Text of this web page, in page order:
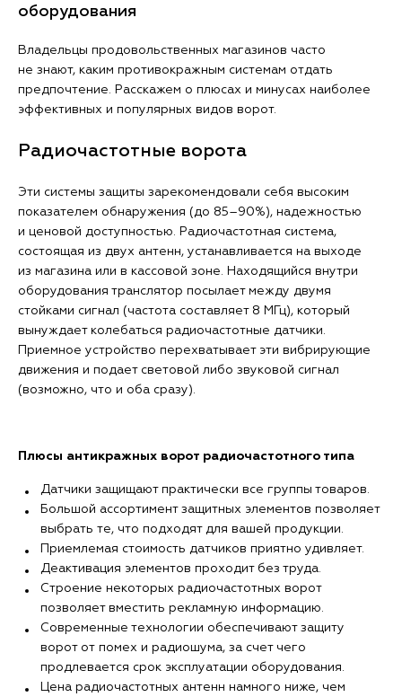
оборудования
Владельцы продовольственных магазинов часто
не знают, каким противокражным системам отдать
предпочтение. Расскажем о плюсах и минусах наиболее
эффективных и популярных видов ворот.
Радиочастотные ворота
Эти системы защиты зарекомендовали себя высоким
показателем обнаружения (до 85–90%), надежностью
и ценовой доступностью. Радиочастотная система,
состоящая из двух антенн, устанавливается на выходе
из магазина или в кассовой зоне. Находящийся внутри
оборудования транслятор посылает между двумя
стойками сигнал (частота составляет 8 МГц), который
вынуждает колебаться радиочастотные датчики.
Приемное устройство перехватывает эти вибрирующие
движения и подает световой либо звуковой сигнал
(возможно, что и оба сразу).
Плюсы антикражных ворот радиочастотного типа
Датчики защищают практически все группы товаров.
Большой ассортимент защитных элементов позволяет
выбрать те, что подходят для вашей продукции.
Приемлемая стоимость датчиков приятно удивляет.
Деактивация элементов проходит без труда.
Строение некоторых радиочастотных ворот
позволяет вместить рекламную информацию.
Современные технологии обеспечивают защиту
ворот от помех и радиошума, за счет чего
продлевается срок эксплуатации оборудования.
Цена радиочастотных антенн намного ниже, чем